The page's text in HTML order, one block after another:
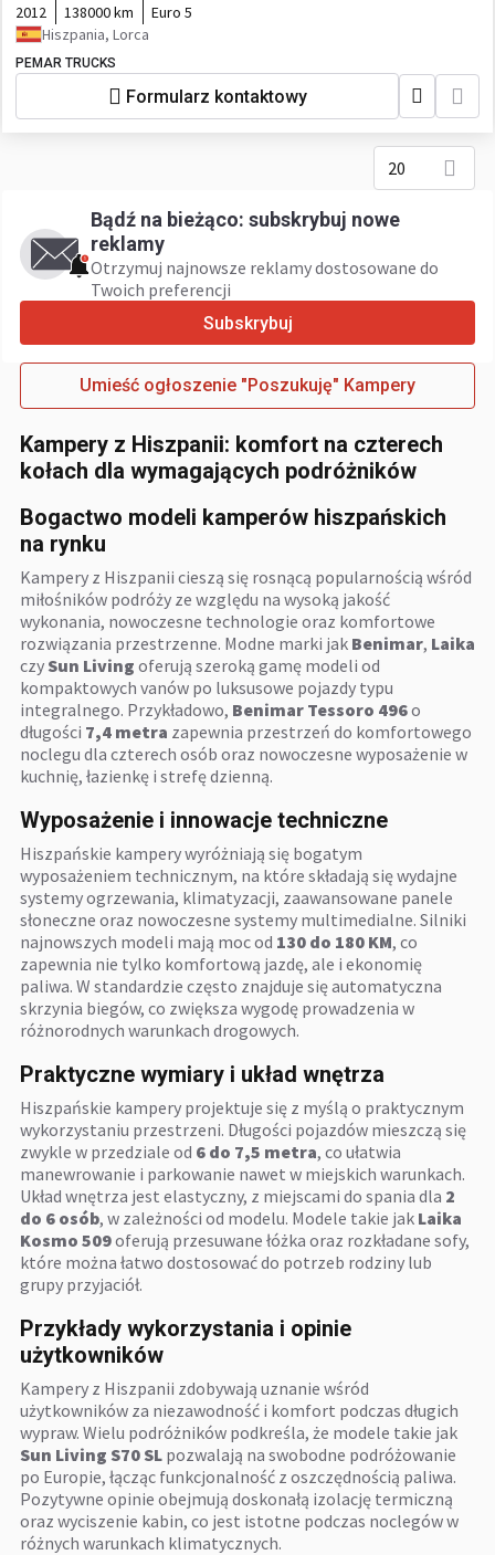
2012 138000 km
Euro 5
Hiszpania, Lorca
PEMAR TRUCKS
Formularz kontaktowy
20
Bądź na bieżąco: subskrybuj nowe
reklamy
Otrzymuj najnowsze reklamy dostosowane do
Twoich preferencji
Subskrybuj
Umieść ogłoszenie "Poszukuję" Kampery
Kampery z Hiszpanii: komfort na czterech
kołach dla wymagających podróżników
Bogactwo modeli kamperów hiszpańskich
na rynku
Kampery z Hiszpanii cieszą się rosnącą popularnością wśród
miłośników podróży ze względu na wysoką jakość
wykonania, nowoczesne technologie oraz komfortowe
rozwiązania przestrzenne. Modne marki jak Benimar, Laika
czy Sun Living oferują szeroką gamę modeli od
kompaktowych vanów po luksusowe pojazdy typu
integralnego. Przykładowo, Benimar Tessoro 496o
długości 7,4 metra zapewnia przestrzeń do komfortowego
noclegu dla czterech osób oraz nowoczesne wyposażenie w
kuchnię, łazienkę i strefę dzienną.
Wyposażenie i innowacje techniczne
Hiszpańskie kampery wyróżniają się bogatym
wyposażeniem technicznym, na które składają się wydajne
systemy ogrzewania, klimatyzacji, zaawansowane panele
słoneczne oraz nowoczesne systemy multimedialne. Silniki
najnowszych modeli mają moc od 130 do 180 KM, co
zapewnia nie tylko komfortową jazdę, ale i ekonomię
paliwa. W standardzie często znajduje się automatyczna
skrzynia biegów, co zwiększa wygodę prowadzenia w
różnorodnych warunkach drogowych.
Praktyczne wymiary i układ wnętrza
Hiszpańskie kampery projektuje się z myślą o praktycznym
wykorzystaniu przestrzeni. Długości pojazdów mieszczą się
zwykle w przedziale od 6 do 7,5 metra, co ułatwia
manewrowanie i parkowanie nawet w miejskich warunkach.
Układ wnętrza jest elastyczny, z miejscami do spania dla 2
do 6 osób, w zależności od modelu. Modele takie jak Laika
Kosmo 509oferują przesuwane łóżka oraz rozkładane sofy,
które można łatwo dostosować do potrzeb rodziny lub
grupy przyjaciół.
Przykłady wykorzystania i opinie
użytkowników
Kampery z Hiszpanii zdobywają uznanie wśród
użytkowników za niezawodność i komfort podczas długich
wypraw. Wielu podróżników podkreśla, że modele takie jak
Sun Living S70 SL pozwalają na swobodne podróżowanie
po Europie, łącząc funkcjonalność z oszczędnością paliwa.
Pozytywne opinie obejmują doskonałą izolację termiczną
oraz wyciszenie kabin, co jest istotne podczas noclegów w
różnych warunkach klimatycznych.